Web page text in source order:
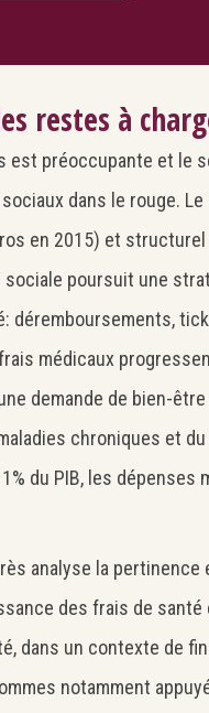
restes à
est préoccupante et le
dans le rouge. Le
en 2015) et
sociale poursuit une
déremboursements,
médicaux
demande de bien-
chroniques et
du PIB, les dépenses
analyse la pertinence
des frais de
dans un contexte de
notamment